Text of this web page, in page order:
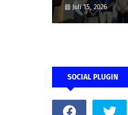
melalui
Juli 15, 2026
SOCIAL PLUGIN